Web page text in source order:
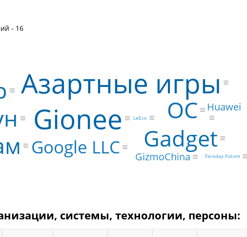
- 16
Gionee
Азартные игры
Gadget
ОС
Google LLC
Huawei
GizmoChina
LeEco
Faraday Future
системы, технологии, персоны: